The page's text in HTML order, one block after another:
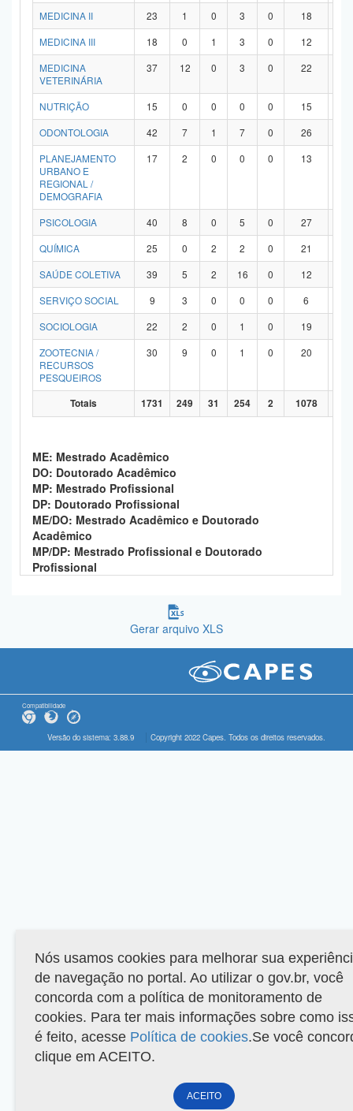
MEDICINA II
23 1 0 3 0 18
MEDICINA III
18 0 1 3 0 12
MEDICINA
VETERINÁRIA
37 12 0 3 0 22
NUTRIÇÃO 15 0 0 0 0 15
ODONTOLOGIA
42 7 1 7 0 26
PLANEJAMENTO
URBANO E
REGIONAL /
DEMOGRAFIA
17 2 0 0 0 13
PSICOLOGIA 40 8 0 5 0 27
QUÍMICA
25 0 2 2 0 21
SAÚDE COLETIVA
39 5 2 16 0 12
SERVIÇO SOCIAL
9 3 0 0 0 6
SOCIOLOGIA
22 2 0 1 0 19
ZOOTECNIA /
RECURSOS
PESQUEIROS
30 9 0 1 0 20
Totais 1731 249 31 254 2 1078
ME: Mestrado Acadêmico
DO: Doutorado Acadêmico
MP: Mestrado Profissional
DP: Doutorado Profissional
ME/DO: Mestrado Acadêmico e Doutorado
Acadêmico
MP/DP: Mestrado Profissional e Doutorado
Profissional
Gerar arquivo XLS
Compatibilidade
Versão do sistema: 3.88.9 Copyright 2022 Capes. Todos os direitos reservados.
Nós usamos cookies para melhorar sua
de navegação no portal. Ao utilizar o gov.br, você
concorda com a política de monitoramento de
cookies. Para ter mais informações sobre como
é feito, acesse Política de cookies.Se você
clique em ACEITO.
ACEITO